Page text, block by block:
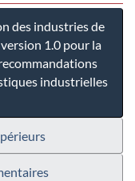
des industries de
1.0 pour la
industrielles